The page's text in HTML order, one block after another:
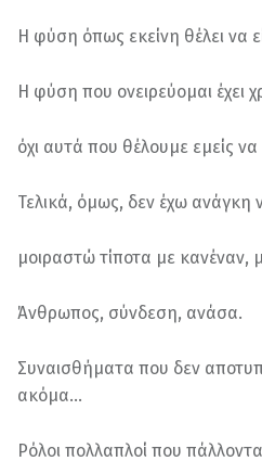
Η φύση όπως εκείνη θέλει να
Η φύση που ονειρεύομαι έχει
όχι αυτά που θέλουμε εμείς να
Τελικά, όμως, δεν έχω ανάγκη
μοιραστώ τίποτα με κανέναν,
Άνθρωπος, σύνδεση, ανάσα.
Συναισθήματα που δεν
ακόμα…
Ρόλοι πολλαπλοί που